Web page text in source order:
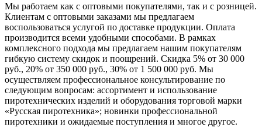
Мы работаем как с оптовыми покупателями, так и с розницей.
Клиентам с оптовыми заказами мы предлагаем
воспользоваться услугой по доставке продукции. Оплата
производится всеми удобными способами. В рамках
комплексного подхода мы предлагаем нашим покупателям
гибкую систему скидок и поощрений. Скидка 5% от 30 000
руб., 20% от 350 000 руб., 30% от 1 500 000 руб. Мы
осуществляем профессиональное консультирование по
следующим вопросам: ассортимент и использование
пиротехнических изделий и оборудования торговой марки
«Русская пиротехника»; новинки профессиональной
пиротехники и ожидаемые поступления и многое другое.